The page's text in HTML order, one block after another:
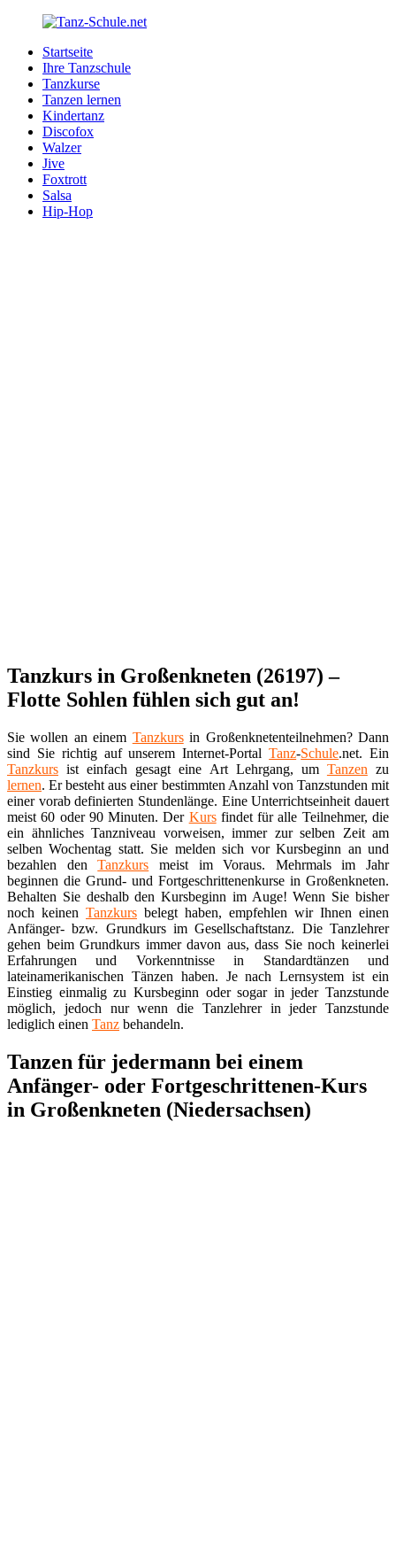
Zurück
Inhalt
Tanz-
Schule.net
Ihre
Tanzschule
Internet
Startseite
Ihre Tanzschule
Tanzkurse
Tanzen lernen
Kindertanz
Discofox
Walzer
Jive
Foxtrott
Salsa
Hip-Hop
Tanzkurs in Großenkneten (26197) –
Flotte Sohlen fühlen sich gut an!
Sie wollen an einem Tanzkursin Großenknetenteilnehmen? Dann
sind Sie richtig auf unserem Internet-PortalTanz-Schule.net. Ein
Tanzkurs ist einfach gesagt eine Art Lehrgang, um Tanzen zu
lernen. Er besteht aus einer bestimmten Anzahl von Tanzstunden mit
einer vorab definierten Stundenlänge. Eine Unterrichtseinheit dauert
meist 60 oder 90 Minuten. Der Kursfindet für alle Teilnehmer, die
ein ähnliches Tanzniveau vorweisen, immer zur selben Zeit am
selben Wochentag statt. Sie melden sich vor Kursbeginn an und
bezahlen denTanzkurs meist im Voraus. Mehrmals im Jahr
beginnen die Grund- und Fortgeschrittenenkurse in Großenkneten.
Behalten Sie deshalb den Kursbeginn im Auge! Wenn Sie bisher
noch keinen Tanzkurs belegt haben, empfehlen wir Ihnen einen
Anfänger- bzw. Grundkurs im Gesellschaftstanz. Die Tanzlehrer
gehen beim Grundkurs immer davon aus, dass Sie noch keinerlei
Erfahrungen und Vorkenntnisse in Standardtänzen und
lateinamerikanischen Tänzen haben. Je nach Lernsystem ist ein
Einstieg einmalig zu Kursbeginn oder sogar in jeder Tanzstunde
möglich, jedoch nur wenn die Tanzlehrer in jeder Tanzstunde
lediglich einen Tanz behandeln.
Tanzen für jedermann bei einem
Anfänger- oder Fortgeschrittenen-Kurs
in Großenkneten (Niedersachsen)